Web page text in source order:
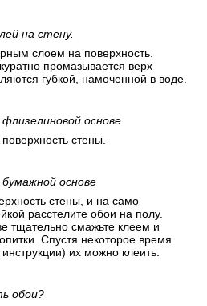
на стену.
слоем на поверхность.
промазывается верх
губкой, намоченной в воде.
основе
стены.
основе
стены, и на само
расстелите обои на полу.
тщательно смажьте клеем и
Спустя некоторое время
их можно клеить.
обои?